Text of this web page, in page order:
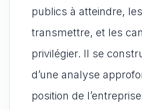
publics à atteindre,
transmettre, et les
privilégier. Il se
d’une analyse
position de